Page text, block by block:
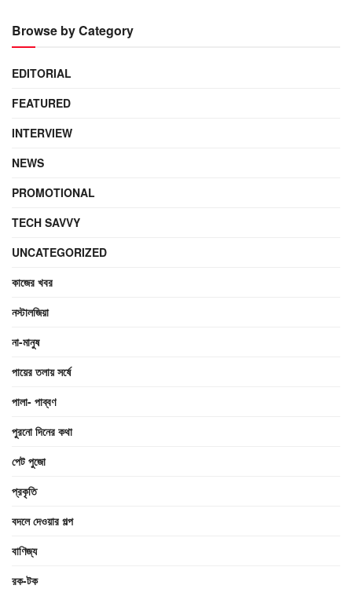
Browse by Category
EDITORIAL
FEATURED
INTERVIEW
NEWS
PROMOTIONAL
TECH SAVVY
UNCATEGORIZED
কাজের খবর
নস্টালজিয়া
না-মানুষ
পায়ের তলায় সর্ষে
পালা- পাব্বণ
পুরনো দিনের কথা
পেট পুজো
প্রকৃতি
বদলে দেওয়ার গল্প
বাণিজ্য
রক-টক